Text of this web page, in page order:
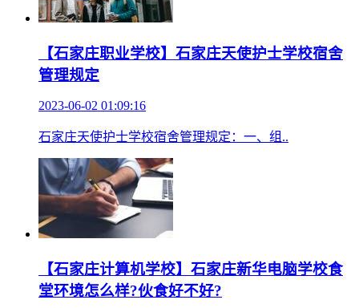
【石家庄职业学校】石家庄天使护士学校宿舍
管理规定
2023-06-02 01:09:16
石家庄天使护士学校宿舍管理规定：一、组..
【石家庄计算机学校】石家庄新华电脑学校食
堂环境怎么样?伙食好不好?